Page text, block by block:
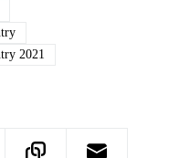
2021